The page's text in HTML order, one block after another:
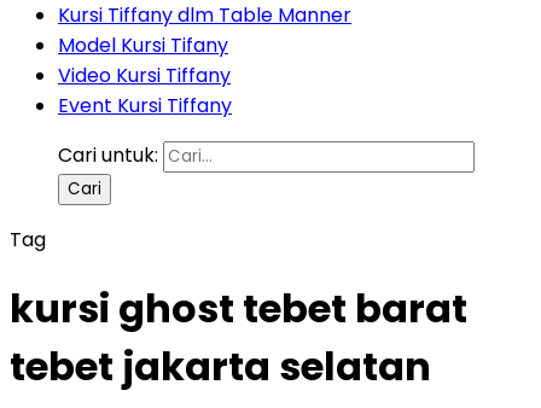
Kursi Tiffany dlm Table Manner
Model Kursi Tifany
Video Kursi Tiffany
Event Kursi Tiffany
Cari untuk:
Tag
kursi ghost tebet barat
tebet jakarta selatan